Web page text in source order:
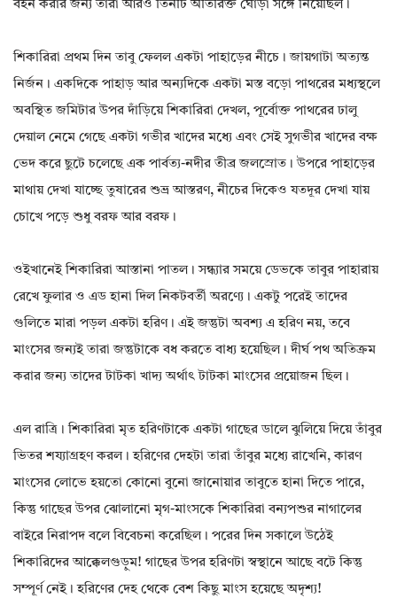
বহন করার জন্য তারা আরও তিনটি অতিরিক্ত ঘোড়া সঙ্গে নিয়েছিল।
শিকারিরা প্রথম দিন তাবু ফেলল একটা পাহাড়ের নীচে। জায়গাটা অত্যন্ত
নির্জন। একদিকে পাহাড় আর অন্যদিকে একটা মস্ত বড়ো পাথরের মধ্যস্থলে
অবস্থিত জমিটার উপর দাঁড়িয়ে শিকারিরা দেখল, পূর্বোক্ত পাথরের ঢালু
দেয়াল নেমে গেছে একটা গভীর খাদের মধ্যে এবং সেই সুগভীর খাদের বক্ষ
ভেদ করে ছুটে চলেছে এক পার্বত্য-নদীর তীব্র জলস্রোত। উপরে পাহাড়ের
মাথায় দেখা যাচ্ছে তুষারের শুভ্র আস্তরণ, নীচের দিকেও যতদূর দেখা যায়
চোখে পড়ে শুধু বরফ আর বরফ।
ওইখানেই শিকারিরা আস্তানা পাতল। সন্ধ্যার সময়ে ডেভকে তাবুর পাহারায়
রেখে ফুলার ও এড হানা দিল নিকটবর্তী অরণ্যে। একটু পরেই তাদের
গুলিতে মারা পড়ল একটা হরিণ। এই জন্তুটা অবশ্য এ হরিণ নয়, তবে
মাংসের জন্যই তারা জন্তুটাকে বধ করতে বাধ্য হয়েছিল। দীর্ঘ পথ অতিক্রম
করার জন্য তাদের টাটকা খাদ্য অর্থাৎ টাটকা মাংসের প্রয়োজন ছিল।
এল রাত্রি। শিকারিরা মৃত হরিণটাকে একটা গাছের ডালে ঝুলিয়ে দিয়ে তাঁবুর
ভিতর শয্যাগ্রহণ করল। হরিণের দেহটা তারা তাঁবুর মধ্যে রাখেনি, কারণ
মাংসের লোভে হয়তো কোনো বুনো জানোয়ার তাবুতে হানা দিতে পারে,
কিন্তু গাছের উপর ঝোলানো মৃগ-মাংসকে শিকারিরা বন্যপশুর নাগালের
বাইরে নিরাপদ বলে বিবেচনা করেছিল। পরের দিন সকালে উঠেই
শিকারিদের আক্কেলগুড়ুম! গাছের উপর হরিণটা স্বস্থানে আছে বটে কিন্তু
সম্পূর্ণ নেই। হরিণের দেহ থেকে বেশ কিছু মাংস হয়েছে অদৃশ্য!